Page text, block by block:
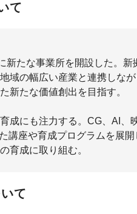
て
新たな事業所を開設した。新
域の幅広い産業と連携しな
新たな価値創出を目指す。
成にも注力する。CG、AI、
講座や育成プログラムを展
育成に取り組む。
て